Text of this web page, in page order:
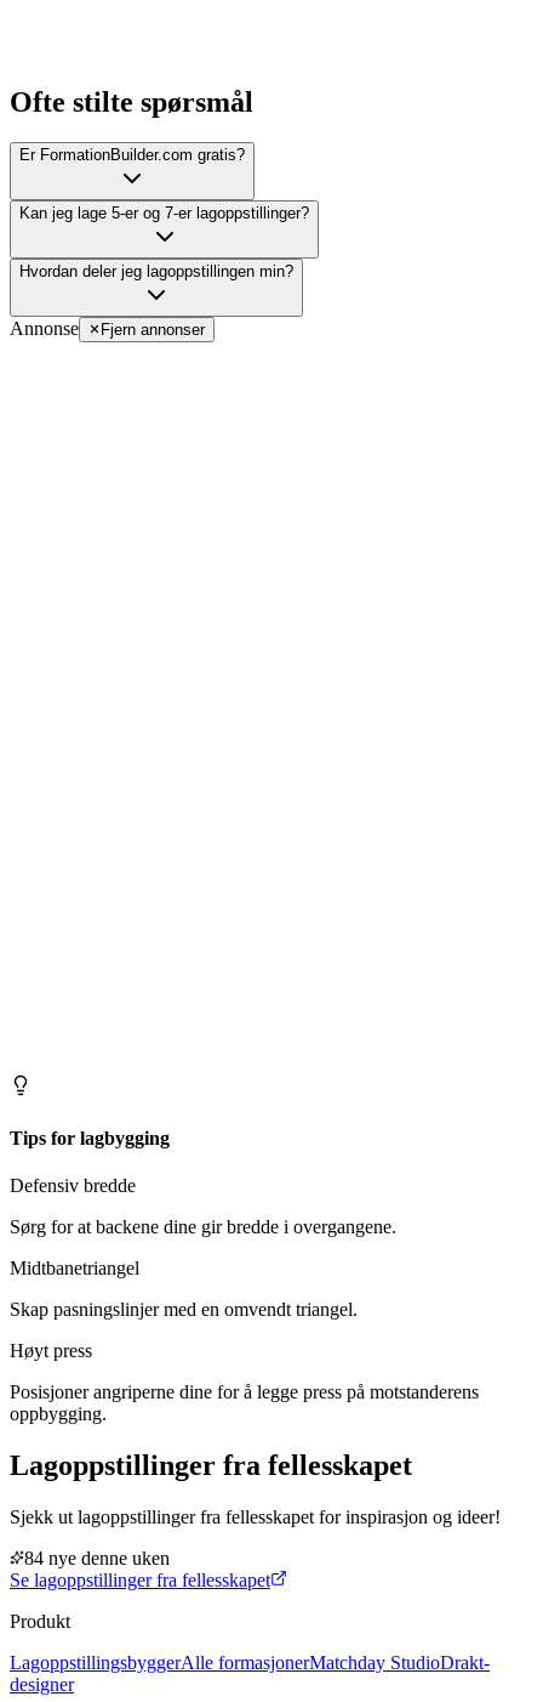
Ofte stilte spørsmål
Er FormationBuilder.com gratis?
Kan jeg lage 5-er og 7-er lagoppstillinger?
Hvordan deler jeg lagoppstillingen min?
Annonse Fjern annonser
Tips for lagbygging
Defensiv bredde
Sørg for at backene dine gir bredde i overgangene.
Midtbanetriangel
Skap pasningslinjer med en omvendt triangel.
Høyt press
Posisjoner angriperne dine for å legge press på motstanderens
oppbygging.
Lagoppstillinger fra fellesskapet
Sjekk ut lagoppstillinger fra fellesskapet for inspirasjon og ideer!
84 nye denne uken
Se lagoppstillinger fra fellesskapet
Produkt
LagoppstillingsbyggerAlle formasjonerMatchday StudioDrakt-
designer